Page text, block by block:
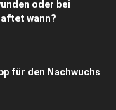
oder bei
wann?
für den Nachwuchs